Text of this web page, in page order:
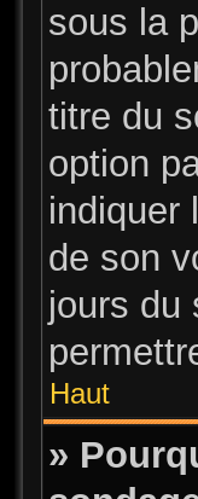
sous la
titre du
option
indiquer
de son
jours du
Haut
»